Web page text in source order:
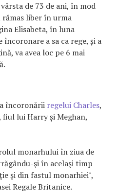
de 73 de ani, în mod
liber în urma
Elisabeta, în luna
încoronare a sa ca rege, și a
va avea loc pe 6 mai
încoronării regelui Charles,
fiul lui Harry și Meghan,
monarhului în ziua de
şi în acelaşi timp
şi din fastul monarhiei",
Regale Britanice.